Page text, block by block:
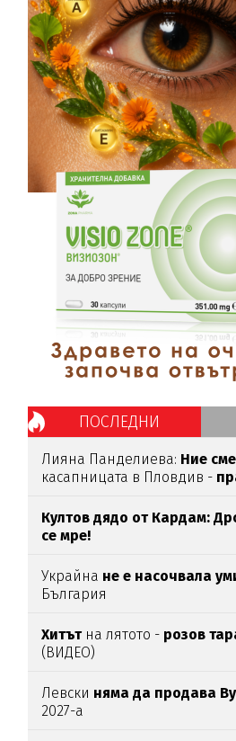
ПОСЛЕДНИ
Лияна Панделиева: Ние
касапницата в Пловдив -
Култов дядо от Кардам:
се мре!
Украйна не е насочвала
България
Хитътна лятото - розов
(ВИДЕО)
Левски няма да продава
2027-а